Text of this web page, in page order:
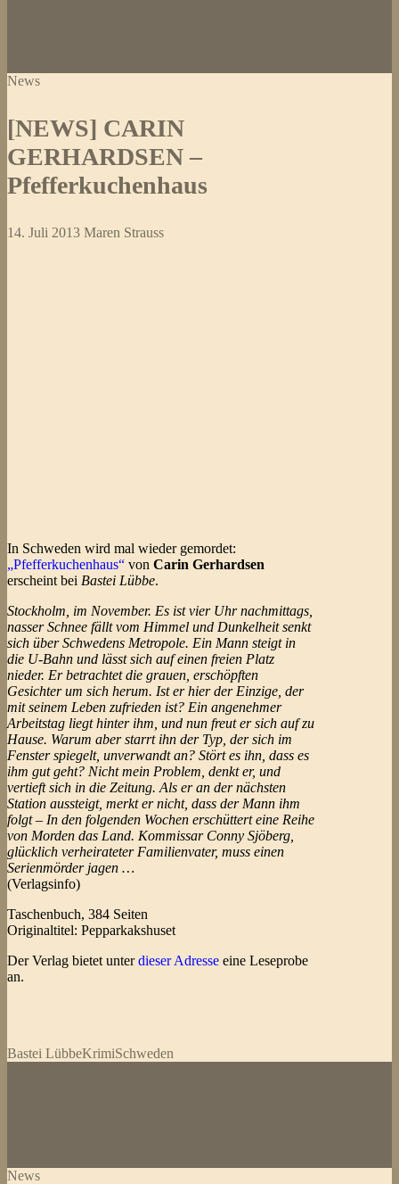
News
[NEWS] CARIN
GERHARDSEN –
Pfefferkuchenhaus
14. Juli 2013 Maren Strauss
In Schweden wird mal wieder gemordet:
„Pfefferkuchenhaus“ von Carin Gerhardsen
erscheint bei Bastei Lübbe.
Stockholm, im November. Es ist vier Uhr nachmittags,
nasser Schnee fällt vom Himmel und Dunkelheit senkt
sich über Schwedens Metropole. Ein Mann steigt in
die U-Bahn und lässt sich auf einen freien Platz
nieder. Er betrachtet die grauen, erschöpften
Gesichter um sich herum. Ist er hier der Einzige, der
mit seinem Leben zufrieden ist? Ein angenehmer
Arbeitstag liegt hinter ihm, und nun freut er sich auf zu
Hause. Warum aber starrt ihn der Typ, der sich im
Fenster spiegelt, unverwandt an? Stört es ihn, dass es
ihm gut geht? Nicht mein Problem, denkt er, und
vertieft sich in die Zeitung. Als er an der nächsten
Station aussteigt, merkt er nicht, dass der Mann ihm
folgt – In den folgenden Wochen erschüttert eine Reihe
von Morden das Land. Kommissar Conny Sjöberg,
glücklich verheirateter Familienvater, muss einen
Serienmörder jagen …
(Verlagsinfo)
Taschenbuch, 384 Seiten
Originaltitel: Pepparkakshuset
Der Verlag bietet unterdieser Adresse eine Leseprobe
an.
Bastei LübbeKrimiSchweden
News